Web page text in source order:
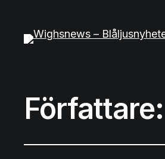
Författare: